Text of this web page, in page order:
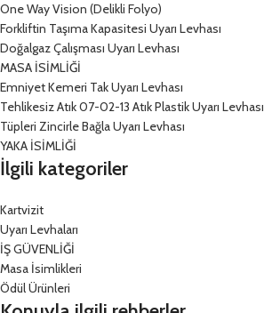
One Way Vision (Delikli Folyo)
Forkliftin Taşıma Kapasitesi Uyarı Levhası
Doğalgaz Çalışması Uyarı Levhası
MASA İSİMLİĞİ
Emniyet Kemeri Tak Uyarı Levhası
Tehlikesiz Atık 07-02-13 Atık Plastik Uyarı Levhası
Tüpleri Zincirle Bağla Uyarı Levhası
YAKA İSİMLİĞİ
İlgili kategoriler
Kartvizit
Uyarı Levhaları
İŞ GÜVENLİĞİ
Masa İsimlikleri
Ödül Ürünleri